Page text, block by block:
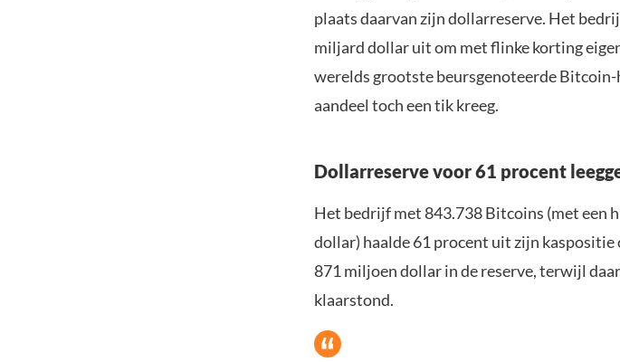
plaats daarvan zijn dollarreserve. Het
miljard dollar uit om met flinke korting
werelds grootste beursgenoteerde
aandeel toch een tik kreeg.
Dollarreserve voor 61 procent
Het bedrijf met 843.738 Bitcoins (met een
dollar) haalde 61 procent uit zijn kaspositie
871 miljoen dollar in de reserve, terwijl
klaarstond.